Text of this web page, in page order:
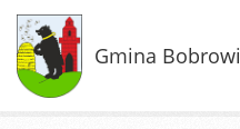
Gmina